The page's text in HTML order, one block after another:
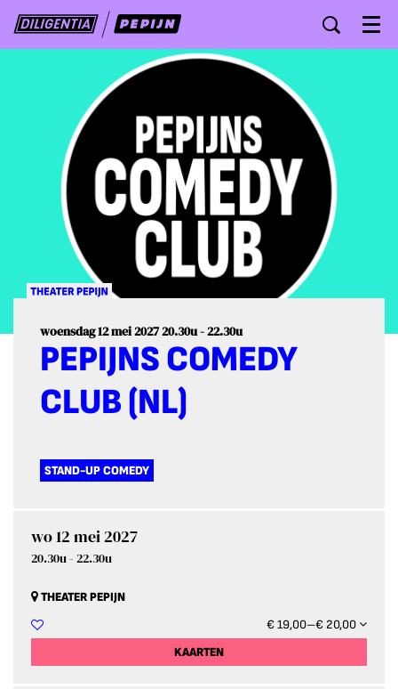
Menu
PEPIJNS COMEDY
CLUB (NL)
woensdag 12 mei 202720.30u - 22.30u
STAND-UP COMEDY
wo 12 mei 2027
20.30u- 22.30u
THEATER PEPIJN
€ 19,00–€ 20,00
KAARTEN